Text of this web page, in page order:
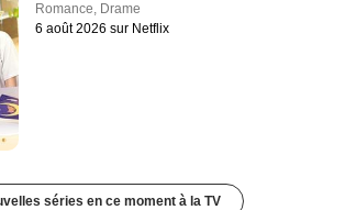
Romance, Drame
6 août 2026 sur Netflix
séries en ce moment à la TV